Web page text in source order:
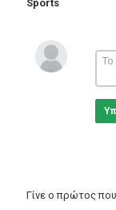
Sports
Γίνε ο πρώτος